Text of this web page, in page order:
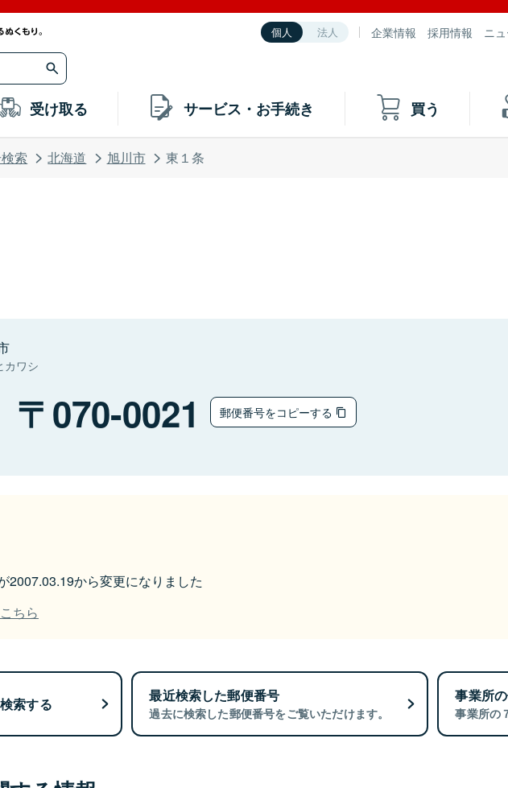
個人 法人 企業情報 採用情報 ニ
受け取る サービス・お手続き 買う
索 北海道 旭川市 東１条
カワシ
070-0021 郵便番号をコピーする
2007.03.19から変更になりました
ちら
索する 最近検索した郵便番号
過去に検索した郵便番号をご覧いただけます。
事業所
事業所の